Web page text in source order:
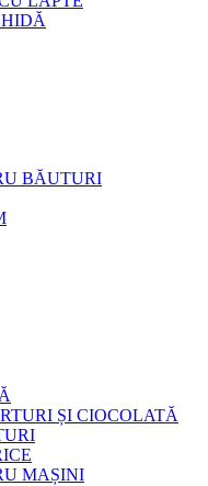
BĂUTURI
ȘI CIOCOLATĂ
MAȘINI